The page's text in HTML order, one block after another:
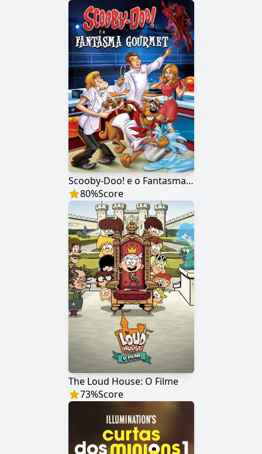
Scooby-Doo! e o Fantasma Gourmet
80%Score
The Loud House: O Filme
73%Score